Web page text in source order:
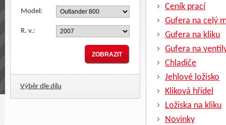
Model:
R. v.:
Výběr dle dílu
Ceník prací
Gufera na celý
Gufera na kliku
Gufera na
Chladiče
Jehlové ložisko
Kliková hřídel
Ložiska na kliku
Novinky